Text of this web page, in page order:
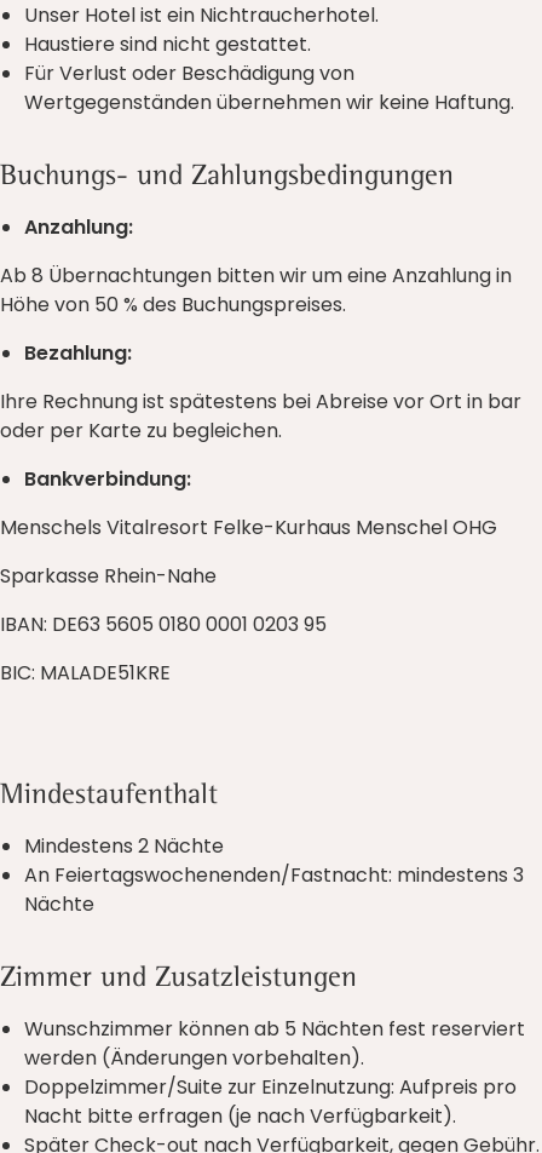
Unser Hotel ist ein Nichtraucherhotel.
Haustiere sind nicht gestattet.
Für Verlust oder Beschädigung von
Wertgegenständen übernehmen wir keine Haftung.
Buchungs- und Zahlungsbedingungen
Anzahlung:
Ab 8 Übernachtungen bitten wir um eine Anzahlung in
Höhe von 50 % des Buchungspreises.
Bezahlung:
Ihre Rechnung ist spätestens bei Abreise vor Ort in bar
oder per Karte zu begleichen.
Bankverbindung:
Menschels Vitalresort Felke-Kurhaus Menschel OHG
Sparkasse Rhein-Nahe
IBAN: DE63 5605 0180 0001 0203 95
BIC: MALADE51KRE
Mindestaufenthalt
Mindestens 2 Nächte
An Feiertagswochenenden/Fastnacht: mindestens 3
Nächte
Zimmer und Zusatzleistungen
Wunschzimmer können ab 5 Nächten fest reserviert
werden (Änderungen vorbehalten).
Doppelzimmer/Suite zur Einzelnutzung: Aufpreis pro
Nacht bitte erfragen (je nach Verfügbarkeit).
Später Check-out nach Verfügbarkeit, gegen Gebühr.